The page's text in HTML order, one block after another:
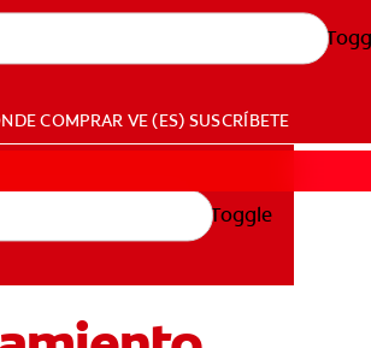
COMPRAR VE (ES) SUSCRÍBETE
Toggle